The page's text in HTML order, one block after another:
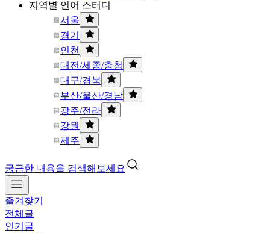
지역별 언어 스터디
서울
경기
인천
대전/세종/충청
대구/경북
부산/울산/경남
광주/전라
강원
제주
궁금한 내용을 검색해보세요
즐겨찾기
전체글
인기글